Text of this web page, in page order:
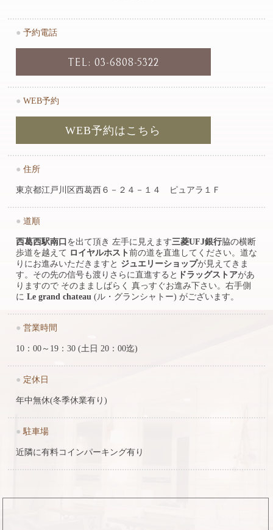
● 予約電話
TEL: 03-6808-5322
● WEB予約
WEB予約はこちら
● 住所
東京都江戸川区西葛西６－２４－１４ ピュアラ１Ｆ
● 道順
西葛西駅南口 を出て頂き 左手に見えます三菱UFJ銀行脇の横断
歩道を越えて ロイヤルホスト前の道を直進してください。道な
りにお進みいただきますと ジュエリーショップが見えてきま
す。その先の信号も渡りさらに直進すると ドラッグストアがあ
りますので そのまましばらく 真っすぐお進み下さい。右手側
に Le grand chateau (ル・グランシャトー) がございます。
● 営業時間
10：00～19：30 (土日 20：00迄)
● 定休日
年中無休(冬季休業有り)
● 駐車場
近隣に有料コインパーキング有り